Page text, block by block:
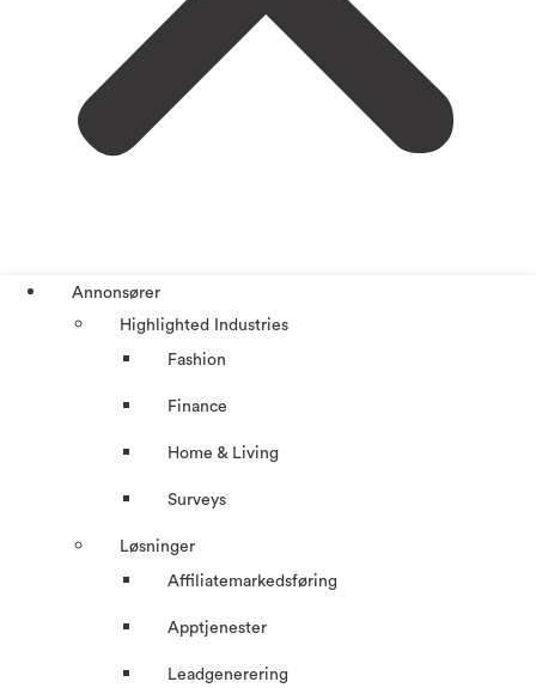
Annonsører
Highlighted Industries
Fashion
Finance
Home & Living
Surveys
Løsninger
Affiliatemarkedsføring
Apptjenester
Leadgenerering